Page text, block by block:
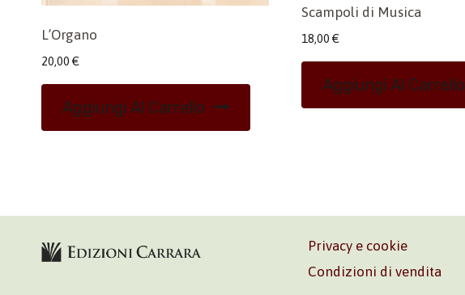
L’Organo
20,00 €
Aggiungi Al Carrello
Scampoli di Musica
18,00 €
Aggiungi Al Carrello
Privacy e cookie
Condizioni di vendita